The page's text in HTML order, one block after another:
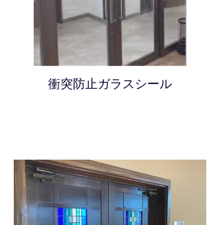
衝突防止ガラスシール